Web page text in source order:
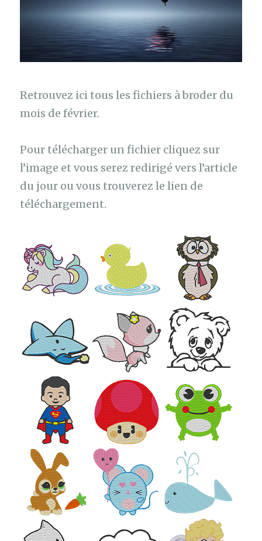
Retrouvez ici tous les fichiers à broder du
mois de février.
Pour télécharger un fichier cliquez sur
l’image et vous serez redirigé vers l’article
du jour ou vous trouverez le lien de
téléchargement.